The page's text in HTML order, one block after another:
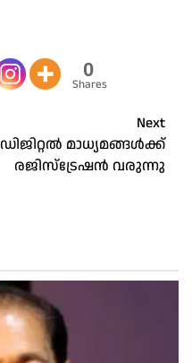
0
Shares
Next
ഡിജിറ്റൽ മാധ്യമങ്ങൾക്ക്​
രജിസ്​ട്രേഷൻ വരുന്നു